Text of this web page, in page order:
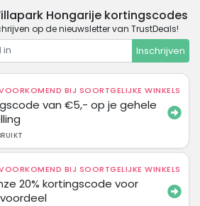
Hongarije kortingscodes
op de nieuwsletter van TrustDeals!
Inschrijven
BIJ SOORTGELIJKE WINKELS
van €5,- op je gehele
BIJ SOORTGELIJKE WINKELS
20% kortingscode voor